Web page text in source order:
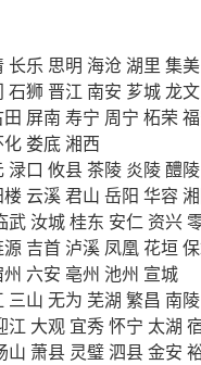
长乐 思明 海沧 湖里 集美
石狮 晋江 南安 芗城龙文
屏南 寿宁 周宁 柘荣
娄底湘西
渌口 攸县茶陵 炎陵醴陵
云溪君山 岳阳 华容
武 汝城桂东 安仁 资兴
源 吉首 泸溪 凤凰 花垣
六安 亳州 池州 宣城
三山 无为 芜湖 繁昌 南陵
江 大观 宜秀怀宁 太湖
山 萧县 灵璧泗县金安